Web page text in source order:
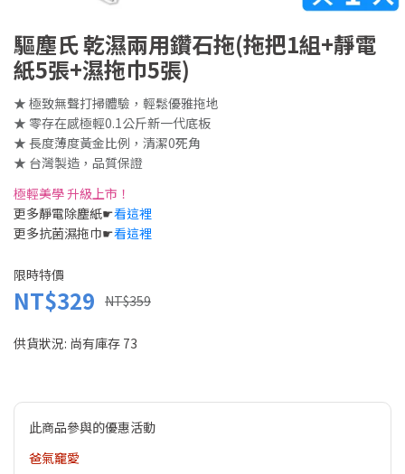
驅塵氏 乾濕兩用鑽石拖(拖把1組+靜電
紙5張+濕拖巾5張)
★ 極致無聲打掃體驗，輕鬆優雅拖地
★ 零存在感極輕0.1公斤新一代底板
★ 長度薄度黃金比例，清潔0死角
★ 台灣製造，品質保證
極輕美學 升級上市！
更多靜電除塵紙☛看這裡
更多抗菌濕拖巾☛看這裡
限時特價
NT$329 NT$359
供貨狀況: 尚有庫存 73
此商品參與的優惠活動
爸氣竉愛